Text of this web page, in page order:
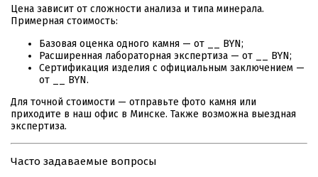
Цена зависит от сложности анализа и типа минерала.
Примерная стоимость:
Базовая оценка одного камня — от __ BYN;
Расширенная лабораторная экспертиза — от __ BYN;
Сертификация изделия с официальным заключением —
от __ BYN.
Для точной стоимости — отправьте фото камня или
приходите в наш офис в Минске. Также возможна выездная
экспертиза.
Часто задаваемые вопросы